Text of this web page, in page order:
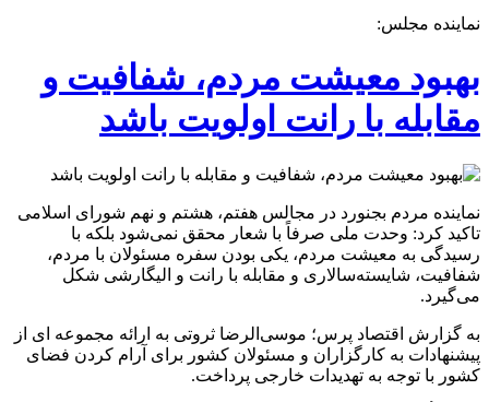
نماینده مجلس:
بهبود معیشت مردم، شفافیت و
مقابله با رانت اولویت باشد
نماینده مردم بجنورد در مجالس هفتم، هشتم و نهم شورای اسلامی
تاکید کرد: وحدت ملی صرفاً با شعار محقق نمی‌شود بلکه با
رسیدگی به معیشت مردم، یکی بودن سفره مسئولان با مردم،
شفافیت، شایسته‌سالاری و مقابله با رانت و الیگارشی شکل
می‌گیرد.
به گزارش اقتصاد پرس؛ موسی‌الرضا ثروتی به ارائه مجموعه ای از
پیشنهادات به کارگزاران و مسئولان کشور برای آرام کردن فضای
کشور با توجه به تهدیدات خارجی پرداخت.